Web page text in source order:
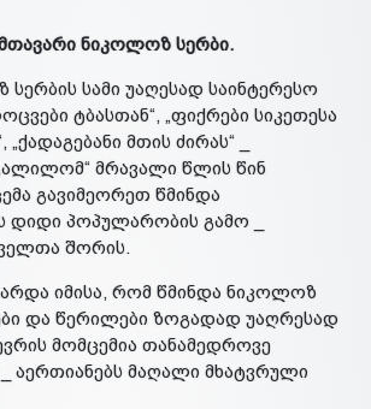
ნიკოლოზ სერბი.
სამი უაღესად საინტერესო
ტბასთან“, „ფიქრები სიკეთესა
მთის ძირას“ _
მრავალი წლის წინ
გავიმეორეთ წმინდა
პოპულარობის გამო _
შორის.
იმისა, რომ წმინდა ნიკოლოზ
და წერილები ზოგადად უაღრესად
მომცემია თანამედროვე
აერთიანებს მაღალი მხატვრული